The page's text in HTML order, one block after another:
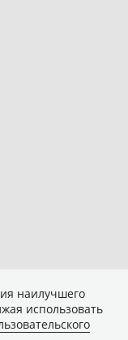
наилучшего
использовать